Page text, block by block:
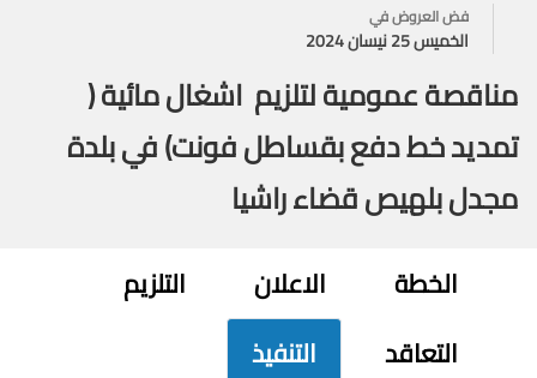
فض العروض في
الخميس 25 نيسان 2024
مناقصة عمومية لتلزيم اشغال مائية (
تمديد خط دفع بقساطل فونت) في بلدة
مجدل بلهيص قضاء راشيا
الخطة الاعلان
التلزيم
التعاقد
التنفيذ